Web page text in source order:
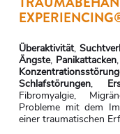
Überaktivität,
Ängste, Panikattacken,
Schlafstörungen,
Fibromyalgie,
Probleme mit dem
einer traumatischen